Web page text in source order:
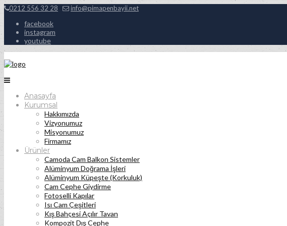
0212 556 32 28 info@pimapenbayii.net
facebook
instagram
youtube
Anasayfa
Kurumsal
Hakkımızda
Vizyonumuz
Misyonumuz
Firmamız
Ürünler
Camoda Cam Balkon Sistemler
Alüminyum Doğrama İşleri
Alüminyum Küpeşte (Korkuluk)
Cam Cephe Giydirme
Fotoselli Kapılar
Isı Cam Çeşitleri
Kış Bahçesi Açılır Tavan
Kompozit Dış Cephe